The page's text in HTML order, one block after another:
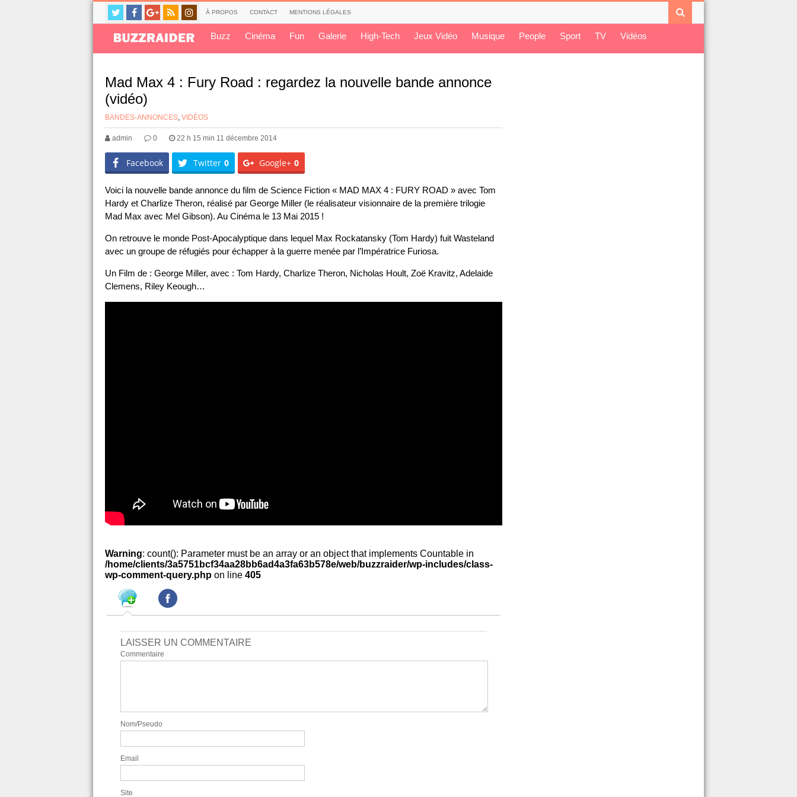
À PROPOS CONTACT MENTIONS LÉGALES
Buzz Cinéma Fun Galerie High-Tech Jeux Vidéo Musique People Sport TV Vidéos
Mad Max 4 : Fury Road : regardez la nouvelle bande annonce
(vidéo)
BANDES-ANNONCES, VIDÉOS
admin 0 22 h 15 min 11 décembre 2014
Facebook Twitter 0 Google+ 0
Voici la nouvelle bande annonce du film de Science Fiction « MAD MAX 4 : FURY ROAD » avec Tom
Hardy et Charlize Theron, réalisé par George Miller (le réalisateur visionnaire de la première trilogie
Mad Max avec Mel Gibson). Au Cinéma le 13 Mai 2015 !
On retrouve le monde Post-Apocalyptique dans lequel Max Rockatansky (Tom Hardy) fuit Wasteland
avec un groupe de réfugiés pour échapper à la guerre menée par l’Impératrice Furiosa.
Un Film de : George Miller, avec : Tom Hardy, Charlize Theron, Nicholas Hoult, Zoë Kravitz, Adelaide
Clemens, Riley Keough…
Warning: count(): Parameter must be an array or an object that implements Countable in
/home/clients/3a5751bcf34aa28bb6ad4a3fa63b578e/web/buzzraider/wp-includes/class-
wp-comment-query.php on line 405
LAISSER UN COMMENTAIRE
Commentaire
Nom/Pseudo
Email
Site